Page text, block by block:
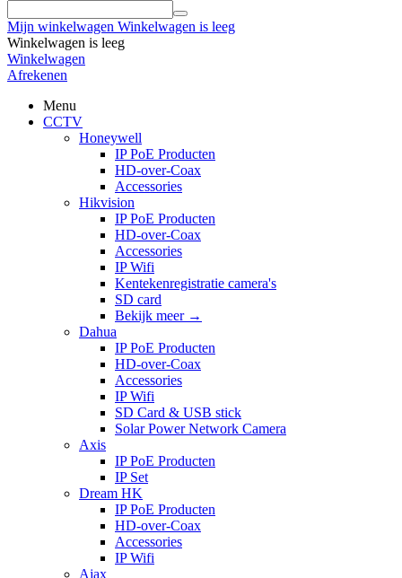
Mijn winkelwagen Winkelwagen is leeg
Winkelwagen is leeg
Winkelwagen
Afrekenen
Menu
CCTV
Honeywell
IP PoE Producten
HD-over-Coax
Accessories
Hikvision
IP PoE Producten
HD-over-Coax
Accessories
IP Wifi
Kentekenregistratie camera's
SD card
Bekijk meer →
Dahua
IP PoE Producten
HD-over-Coax
Accessories
IP Wifi
SD Card & USB stick
Solar Power Network Camera
Axis
IP PoE Producten
IP Set
Dream HK
IP PoE Producten
HD-over-Coax
Accessories
IP Wifi
Ajax